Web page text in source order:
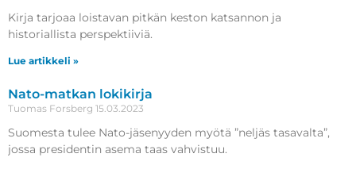
Kirja tarjoaa loistavan pitkän keston katsannon ja
historiallista perspektiiviä.
Lue artikkeli »
Nato-matkan lokikirja
Tuomas Forsberg 15.03.2023
Suomesta tulee Nato-jäsenyyden myötä ”neljäs tasavalta”,
jossa presidentin asema taas vahvistuu.